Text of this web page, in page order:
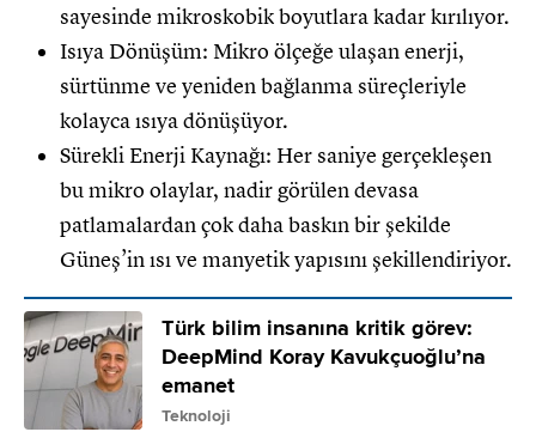
sayesinde mikroskobik boyutlara kadar kırılıyor.
Isıya Dönüşüm: Mikro ölçeğe ulaşan enerji,
sürtünme ve yeniden bağlanma süreçleriyle
kolayca ısıya dönüşüyor.
Sürekli Enerji Kaynağı: Her saniye gerçekleşen
bu mikro olaylar, nadir görülen devasa
patlamalardan çok daha baskın bir şekilde
Güneş’in ısı ve manyetik yapısını şekillendiriyor.
Türk bilim insanına kritik görev:
DeepMind Koray Kavukçuoğlu’na
emanet
Teknoloji